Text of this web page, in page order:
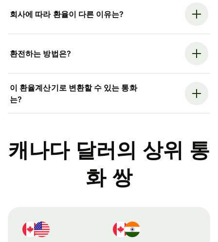
회사에 따라 환율이 다른 이유는?
환전하는 방법은?
이 환율계산기로 변환할 수 있는 통화
는?
캐나다 달러의 상위 통
화 쌍